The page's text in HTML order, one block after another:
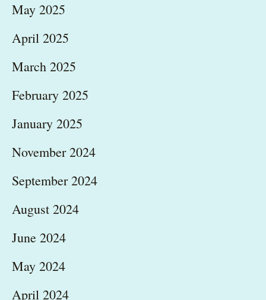
May 2025
April 2025
March 2025
February 2025
January 2025
November 2024
September 2024
August 2024
June 2024
May 2024
April 2024